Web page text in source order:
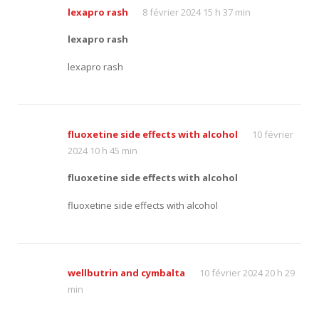
lexapro rash 8 février 2024 15 h 37 min
lexapro rash
lexapro rash
fluoxetine side effects with alcohol
10 février
2024 10 h 45 min
fluoxetine side effects with alcohol
fluoxetine side effects with alcohol
wellbutrin and cymbalta
10 février 2024 20 h 29
min